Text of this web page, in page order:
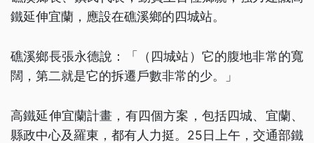
鐵延伸宜蘭，應設在礁溪鄉的四城站。
礁溪鄉長張永德說：「（四城站）它的腹地非常的寬
闊，第二就是它的拆遷戶數非常的少。」
高鐵延伸宜蘭計畫，有四個方案，包括四城、宜蘭、
縣政中心及羅東，都有人力挺。25日上午，交通部鐵